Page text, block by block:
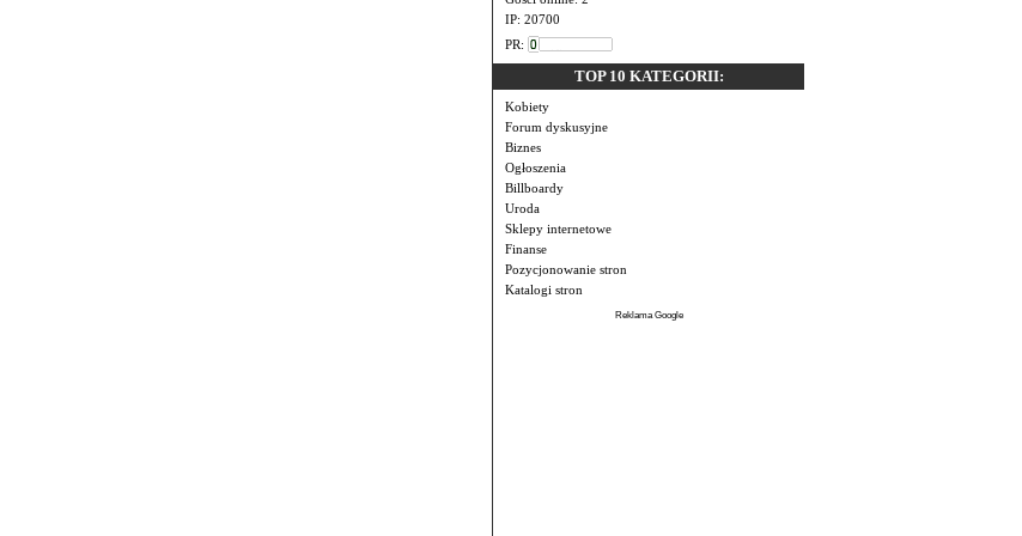
IP: 20700
PR:
TOP 10 KATEGORII:
Kobiety
Forum dyskusyjne
Biznes
Ogłoszenia
Billboardy
Uroda
Sklepy internetowe
Finanse
Pozycjonowanie stron
Katalogi stron
Reklama Google